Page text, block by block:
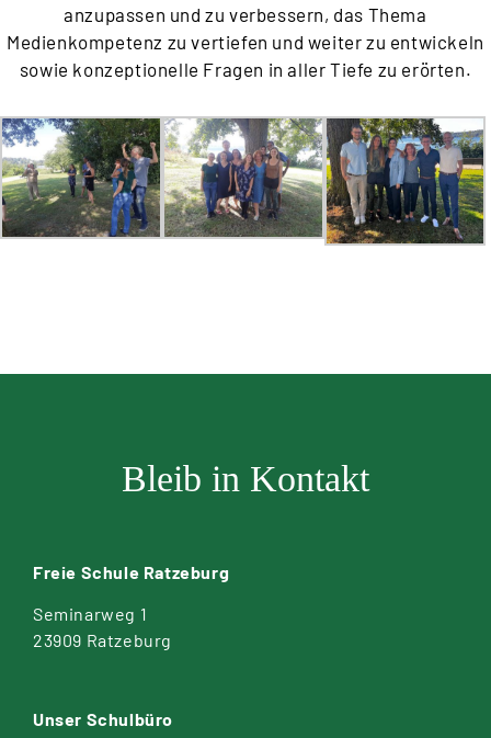
anzupassen und zu verbessern, das Thema
Medienkompetenz zu vertiefen und weiter zu entwickeln
sowie konzeptionelle Fragen in aller Tiefe zu erörten.
Bleib in Kontakt
Freie Schule Ratzeburg
Seminarweg 1
23909 Ratzeburg
Unser Schulbüro